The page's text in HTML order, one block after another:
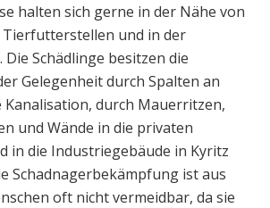
halten sich gerne in der Nähe von
und in der
Schädlinge besitzen die
Gelegenheit durch Spalten an
Kanalisation, durch Mauerritzen,
und Wände in die privaten
in die Industriegebäude in Kyritz
Schadnagerbekämpfung ist aus
oft nicht vermeidbar, da sie